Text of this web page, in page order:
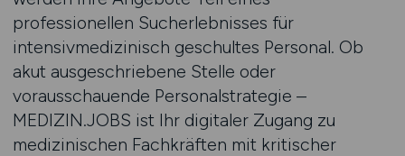
professionellen Sucherlebnisses für
intensivmedizinisch geschultes Personal. Ob
akut ausgeschriebene Stelle oder
vorausschauende Personalstrategie –
MEDIZIN.JOBS ist Ihr digitaler Zugang zu
medizinischen Fachkräften mit kritischer